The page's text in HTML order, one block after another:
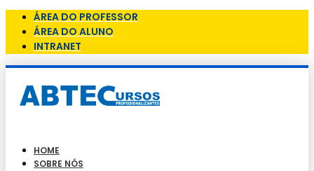
ÁREA DO PROFESSOR
ÁREA DO ALUNO
INTRANET
HOME
SOBRE NÓS